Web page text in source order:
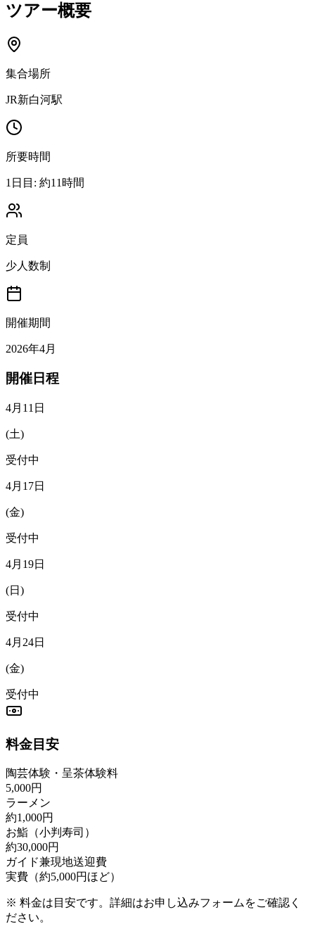
ツアー概要
集合場所
JR新白河駅
所要時間
1日目: 約11時間
定員
少人数制
開催期間
2026年4月
開催日程
4月11日
(土)
受付中
4月17日
(金)
受付中
4月19日
(日 )
受付中
4月24日
(金)
受付中
料金目安
陶芸体験・呈茶体験料
5,000円
ラーメン
約1,000円
お鮨（小判寿司）
約30,000円
ガイド兼現地送迎費
実費（約5,000円ほど）
※ 料金は目安です。詳細はお申し込みフォームをご確認く
ださい。